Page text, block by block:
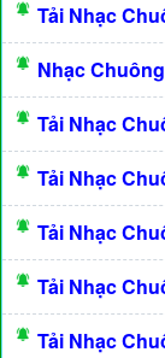
Tải Nhạc
Nhạc
Tải Nhạc
Tải Nhạc
Tải Nhạc
Tải Nhạc
Tải Nhạc